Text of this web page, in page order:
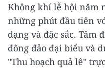
Không khí lễ hội năm
những phút đầu tiên
dạng và đặc sắc. Tâm
đông đảo đại biểu và
"Thu hoạch quả lê"